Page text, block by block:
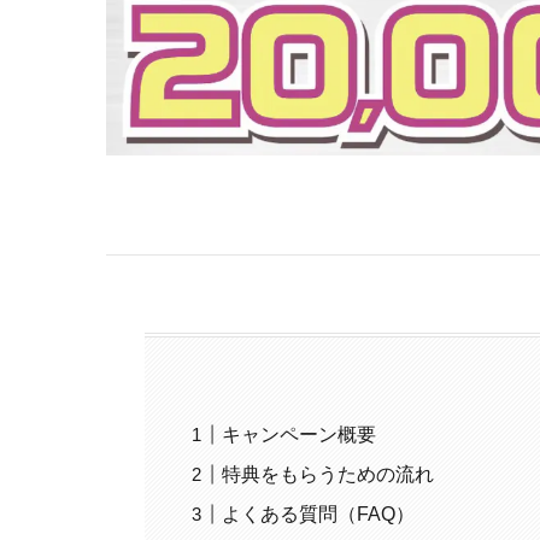
キャンペーン概要
特典をもらうための流れ
よくある質問（FAQ）